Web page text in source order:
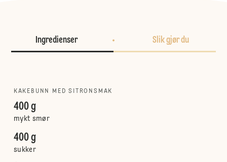
Ingredienser Slik gjør du
KAKEBUNN MED SITRONSMAK
400 g
mykt smør
400 g
sukker